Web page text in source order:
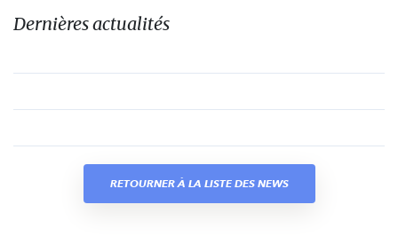
Dernières actualités
RETOURNER À LA LISTE DES NEWS